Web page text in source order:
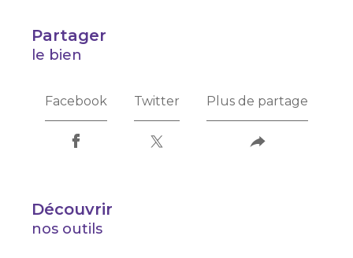
partager
le bien
Facebook Twitter Plus de partage
découvrir
nos outils